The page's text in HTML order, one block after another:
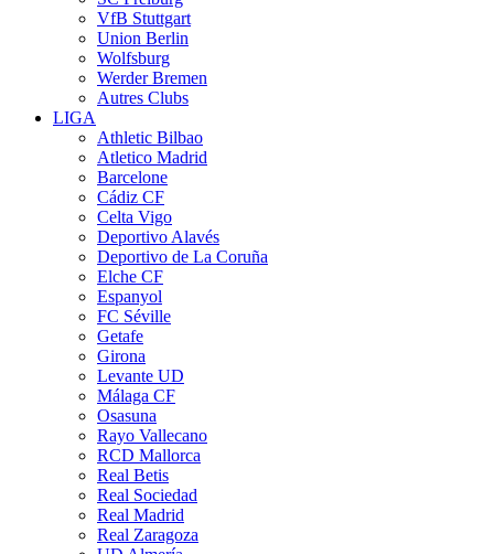
VfB Stuttgart
Union Berlin
Wolfsburg
Werder Bremen
Autres Clubs
LIGA
Athletic Bilbao
Atletico Madrid
Barcelone
Cádiz CF
Celta Vigo
Deportivo Alavés
Deportivo de La Coruña
Elche CF
Espanyol
FC Séville
Getafe
Girona
Levante UD
Málaga CF
Osasuna
Rayo Vallecano
RCD Mallorca
Real Betis
Real Sociedad
Real Madrid
Real Zaragoza